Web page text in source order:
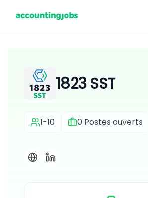
1823 SST
1-10 0 Postes ouverts